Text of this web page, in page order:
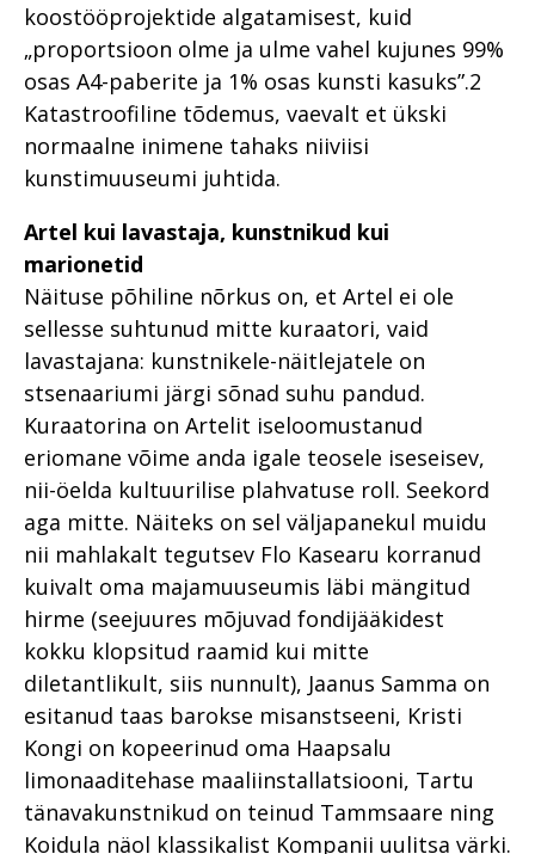
koostööprojektide algatamisest, kuid
„proportsioon olme ja ulme vahel kujunes 99%
osas A4-paberite ja 1% osas kunsti kasuks”.2
Katastroofiline tõdemus, vaevalt et ükski
normaalne inimene tahaks niiviisi
kunstimuuseumi juhtida.
Artel kui lavastaja, kunstnikud kui
marionetid
Näituse põhiline nõrkus on, et Artel ei ole
sellesse suhtunud mitte kuraatori, vaid
lavastajana: kunstnikele-näitlejatele on
stsenaariumi järgi sõnad suhu pandud.
Kuraatorina on Artelit iseloomustanud
eriomane võime anda igale teosele iseseisev,
nii-öelda kultuurilise plahvatuse roll. Seekord
aga mitte. Näiteks on sel väljapanekul muidu
nii mahlakalt tegutsev Flo Kasearu korranud
kuivalt oma majamuuseumis läbi mängitud
hirme (seejuures mõjuvad fondijääkidest
kokku klopsitud raamid kui mitte
diletantlikult, siis nunnult), Jaanus Samma on
esitanud taas barokse misanstseeni, Kristi
Kongi on kopeerinud oma Haapsalu
limonaaditehase maaliinstallatsiooni, Tartu
tänavakunstnikud on teinud Tammsaare ning
Koidula näol klassikalist Kompanii uulitsa värki.